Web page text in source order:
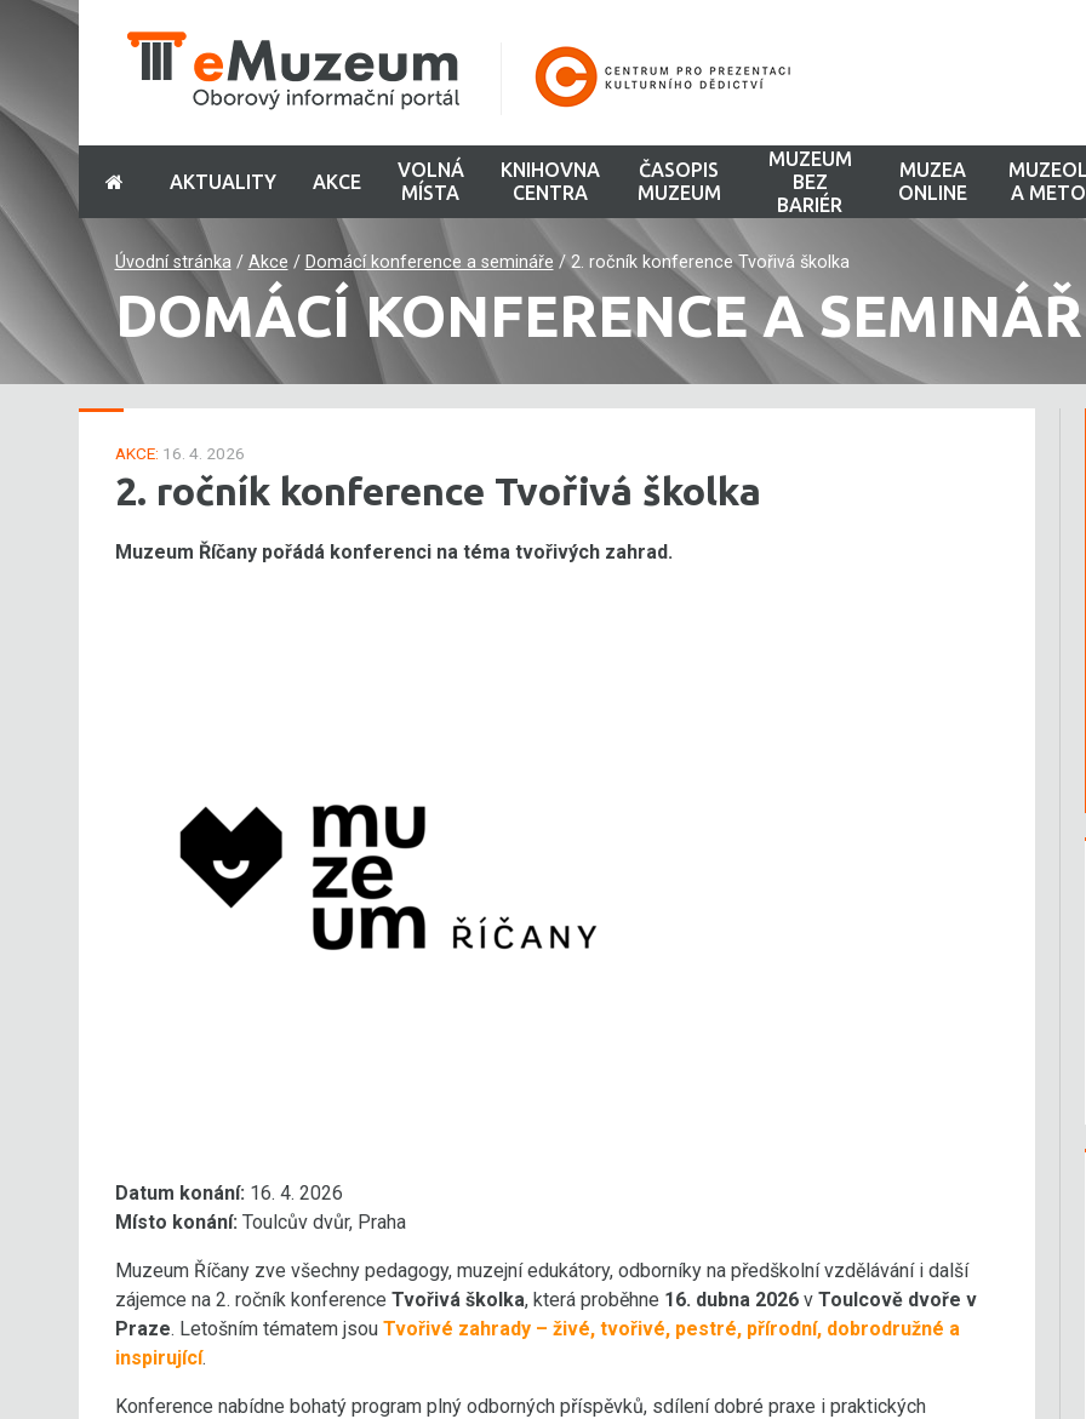
AKTUALITY AKCE
VOLNÁ
MÍSTA
KNIHOVNA
CENTRA
ČASOPIS
MUZEUM
MUZEUM
BEZ
BARIÉR
MUZEA
ONLINE
A
Úvodní stránka/ Akce / Domácí konference a semináře /2. ročník konference Tvořivá školka
DOMÁCÍ KONFERENCE A
AKCE: 16. 4. 2026
2. ročník konference Tvořivá školka
Muzeum Říčany pořádá konferenci na téma tvořivých zahrad.
Datum konání: 16. 4. 2026
Místo konání: Toulcův dvůr, Praha
Muzeum Říčany zve všechny pedagogy, muzejní edukátory, odborníky na předškolní vzdělávání i další
zájemce na 2. ročník konference Tvořivá školka, která proběhne 16. dubna 2026v Toulcově dvoře v
Praze. Letošním tématem jsou Tvořivé zahrady – živé, tvořivé, pestré, přírodní, dobrodružné a
inspirující.
Konference nabídne bohatý program plný odborných příspěvků, sdílení dobré praxe i praktických